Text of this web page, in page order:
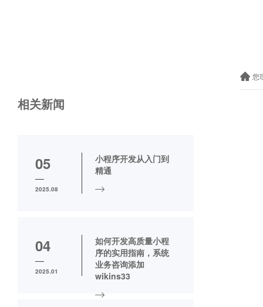
相关新闻
05
2025.08
小程序开发从入门到
精通
04
2025.01
如何开发高质量小程
序的实用指南，系统
业务咨询添加
wikins33
您